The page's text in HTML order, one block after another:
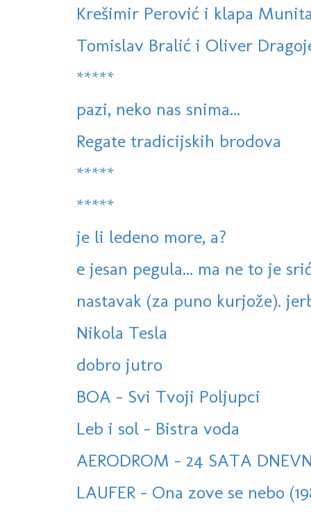
Krešimir Perović i klapa
Tomislav Bralić i Oliver
*****
pazi, neko nas snima...
Regate tradicijskih brodova
*****
*****
je li ledeno more, a?
e jesan pegula... ma ne to je
nastavak (za puno kurjože).
Nikola Tesla
dobro jutro
BOA - Svi Tvoji Poljupci
Leb i sol - Bistra voda
AERODROM - 24 SATA
LAUFER - Ona zove se nebo